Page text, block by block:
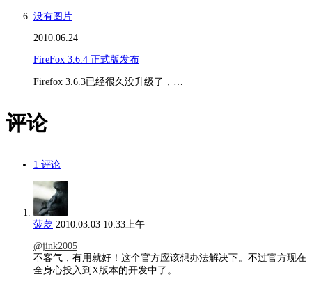
没有图片
2010.06.24
FireFox 3.6.4 正式版发布
Firefox 3.6.3已经很久没升级了，…
评论
1 评论
菠萝 2010.03.03 10:33上午
@jink2005
不客气，有用就好！这个官方应该想办法解决下。不过官方现在
全身心投入到X版本的开发中了。